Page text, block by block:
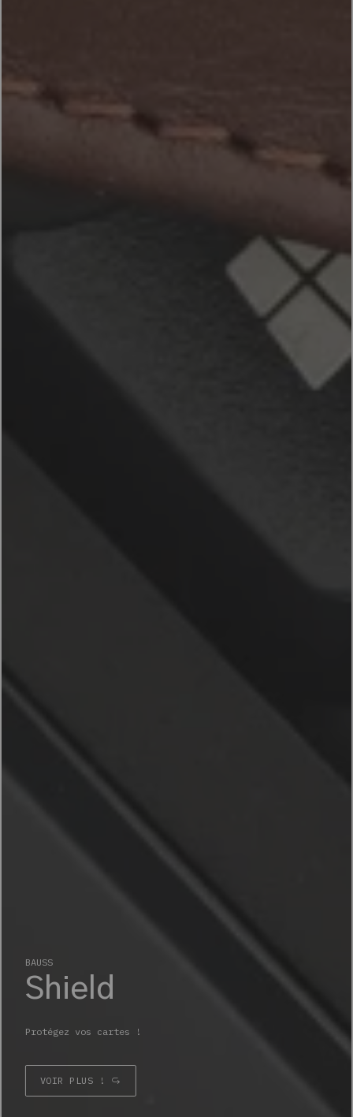
BAUSS
Shield
Protégez vos cartes !
VOIR PLUS !